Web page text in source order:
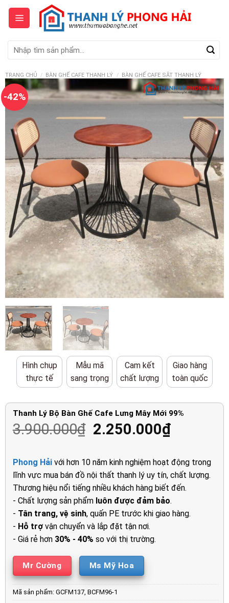
Skip
content
kiếm:
TRANG CHỦ / BÀN GHẾ CAFE THANH LÝ / BÀN GHẾ CAFE SẮT THANH LÝ
-42%
Hình chụp
thực tế
Mẫu mã
sang trọng
Cam kết
chất lượng
Giao hàng
toàn quốc
Thanh Lý Bộ Bàn Ghế Cafe Lưng Mây Mới 99%
3.900.000₫ Giá
là:
3.900.000₫.
2.250.000₫Giá
tại
là:
Phong Hảivới hơn 10 năm kinh nghiệm hoạt động trong
lĩnh vực mua bán đồ nội thất thanh lý uy tín, chất lượng.
Thương hiệu nổi tiếng nhiều khách hàng biết đến.
- Chất lượng sản phẩm luôn được đảm bảo.
- Tân trang, vệ sinh, quấn PE trước khi giao hàng.
- Hỗ trợvận chuyển và lắp đặt tận nơi.
- Giá rẻ hơn 30% - 40% so với thị trường.
Mr Cường Ms Mỹ Hoa
Mã sản phẩm: GCFM137, BCFM96-1